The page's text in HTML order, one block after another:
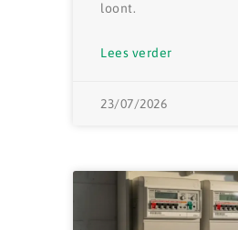
loont.
Lees verder
23/07/2026